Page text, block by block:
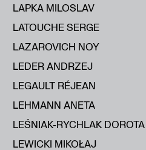
LAPKA MILOSLAV
LATOUCHE SERGE
LAZAROVICH NOY
LEDER ANDRZEJ
LEGAULT RÉJEAN
LEHMANN ANETA
LEŚNIAK-RYCHLAK DOROTA
LEWICKI MIKOŁAJ